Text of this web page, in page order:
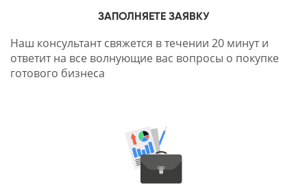
ЗАПОЛНЯЕТЕ ЗАЯВКУ
Наш консультант свяжется в течении 20 минут и
ответит на все волнующие вас вопросы о покупке
готового бизнеса